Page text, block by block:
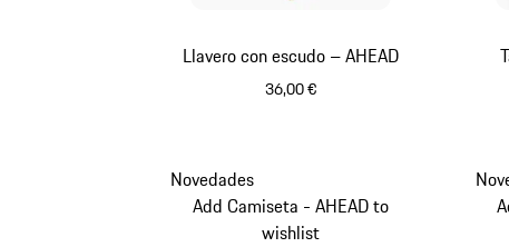
Llavero con escudo – AHEAD
36,00 €
Novedades
Add Camiseta - AHEAD to
wishlist